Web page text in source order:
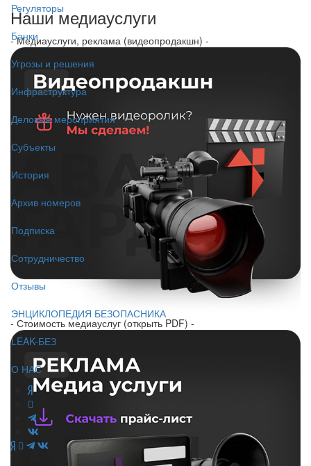
Регуляторы
Банки
Угрозы и решения
Инфраструктура
Деловые мероприятия
Субъекты
История
Архив номеров
Подписка
Сотрудничество
Отзывы
ЭНЦИКЛОПЕДИЯ БЕЗОПАСНИКА
LEAK-БЕЗ
О НАС
Наши медиауслуги
- Медиауслуги, реклама (видеопродакшн) -
- Стоимость медиауслуг (открыть PDF) -